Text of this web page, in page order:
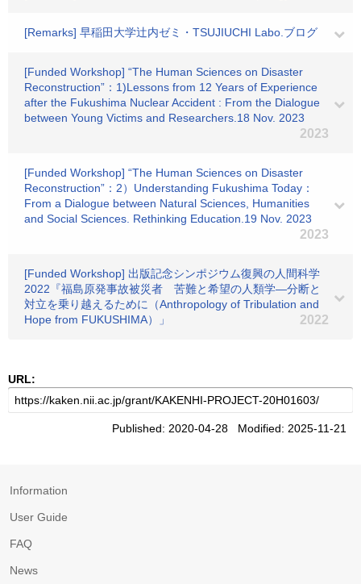
[Remarks] 早稲田大学辻内ゼミ・TSUJIUCHI Labo.ブログ
[Funded Workshop] “The Human Sciences on Disaster
Reconstruction”：1)Lessons from 12 Years of Experience
after the Fukushima Nuclear Accident : From the Dialogue
between Young Victims and Researchers.18 Nov. 2023
2023
[Funded Workshop] “The Human Sciences on Disaster
Reconstruction”：2）Understanding Fukushima Today：
From a Dialogue between Natural Sciences, Humanities
and Social Sciences. Rethinking Education.19 Nov. 2023
2023
[Funded Workshop] 出版記念シンポジウム復興の人間科学
2022『福島原発事故被災者 苦難と希望の人類学―分断と
対立を乗り越えるために（Anthropology of Tribulation and
Hope from FUKUSHIMA）」
2022
URL:
Published: 2020-04-28 Modified: 2025-11-21
Information
User Guide
FAQ
News